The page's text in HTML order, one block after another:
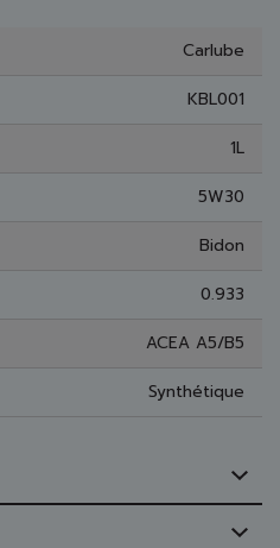
Carlube
KBL001
1L
5W30
Bidon
0.933
ACEA A5/B5
Synthétique